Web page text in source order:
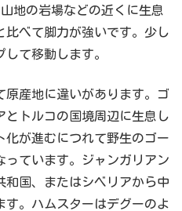
地の岩場などの近くに生息
比べて脚力が強いです。少し
て移動します。
原産地に違いがあります。ゴ
とトルコの国境周辺に生息し
化が進むにつれて野生のゴー
っています。ジャンガリアン
和国、またはシベリアから中
す。ハムスターはデグーのよ